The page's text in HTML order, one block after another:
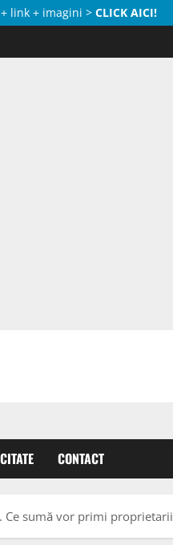
link + imagini > CLICK AICI!
CONTACT
Ce sumă vor primi proprietarii